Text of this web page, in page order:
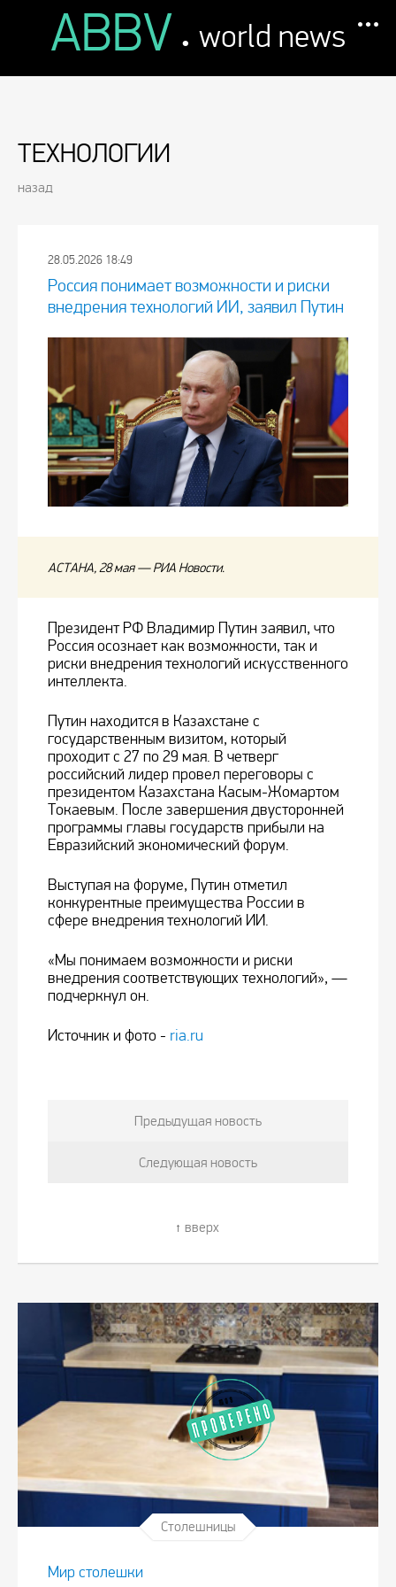
ABBV . world news
ТЕХНОЛОГИИ
назад
28.05.2026 18:49
Россия понимает возможности и риски
внедрения технологий ИИ, заявил Путин
АСТАНА, 28 мая — РИА Новости.
Президент РФ Владимир Путин заявил, что
Россия осознает как возможности, так и
риски внедрения технологий искусственного
интеллекта.
Путин находится в Казахстане с
государственным визитом, который
проходит с 27 по 29 мая. В четверг
российский лидер провел переговоры с
президентом Казахстана Касым-Жомартом
Токаевым. После завершения двусторонней
программы главы государств прибыли на
Евразийский экономический форум.
Выступая на форуме, Путин отметил
конкурентные преимущества России в
сфере внедрения технологий ИИ.
«Мы понимаем возможности и риски
внедрения соответствующих технологий», —
подчеркнул он.
Источник и фото - ria.ru
Предыдущая новость
Следующая новость
вверх
Столешницы
Мир столешки